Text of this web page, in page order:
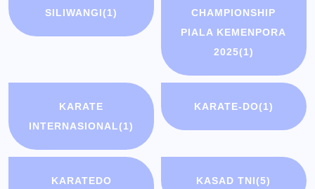
SILIWANGI(1)
CHAMPIONSHIP
PIALA KEMENPORA
2025(1)
KARATE
INTERNASIONAL(1)
KARATE-DO(1)
KARATEDO KASAD TNI(5)